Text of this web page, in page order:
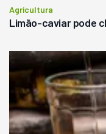
Agricultura
Limão-caviar pode